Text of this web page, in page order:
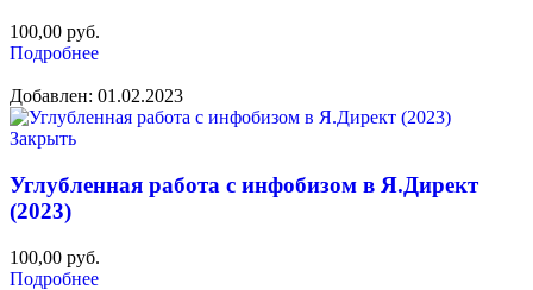
100,00 руб.
Подробнее
Добавлен: 01.02.2023
Закрыть
Углубленная работа с инфобизом в Я.Директ
(2023)
100,00 руб.
Подробнее